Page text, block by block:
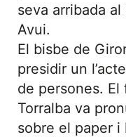
seva arribada
Avui.
El bisbe de
presidir un
de persones.
Torralba va
sobre el paper i